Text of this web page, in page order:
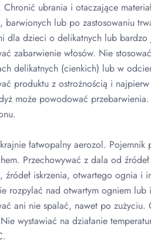
ubrania i otaczające
barwionych lub po zastosowaniu
dla dzieci o delikatnych lub bardzo
zabarwienie włosów. Nie
delikatnych (cienkich) lub w
produktu z ostrożnością i
może powodować
łatwopalny aerozol. Pojemnik
Przechowywać z dala od źródeł
iskrzenia, otwartego ognia i
rozpylać nad otwartym ogniem lub
ani nie spalać, nawet po zużyciu.
wystawiać na działanie